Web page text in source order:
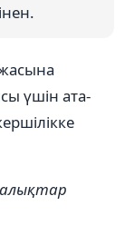
үшін ата-